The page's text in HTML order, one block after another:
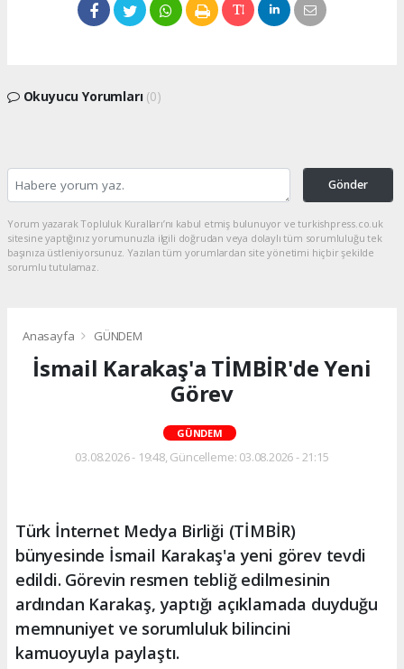
Okuyucu Yorumları (0)
Gönder
Yorum yazarak Topluluk Kuralları’nı kabul etmiş bulunuyor ve turkishpress.co.uk
sitesine yaptığınız yorumunuzla ilgili doğrudan veya dolaylı tüm sorumluluğu tek
başınıza üstleniyorsunuz. Yazılan tüm yorumlardan site yönetimi hiçbir şekilde
sorumlu tutulamaz.
Anasayfa GÜNDEM
İsmail Karakaş'a TİMBİR'de Yeni
Görev
GÜNDEM
03.08.2026 - 19:48, Güncelleme: 03.08.2026 - 21:15
Türk İnternet Medya Birliği (TİMBİR)
bünyesinde İsmail Karakaş'a yeni görev tevdi
edildi. Görevin resmen tebliğ edilmesinin
ardından Karakaş, yaptığı açıklamada duyduğu
memnuniyet ve sorumluluk bilincini
kamuoyuyla paylaştı.